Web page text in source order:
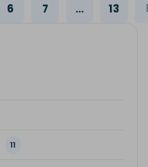
6 7 ... 13
11